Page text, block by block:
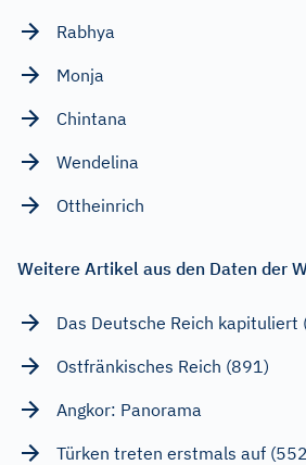
Rabhya
Monja
Chintana
Wendelina
Ottheinrich
Weitere Artikel aus den Daten der
Das Deutsche Reich
Ostfränkisches Reich (891)
Angkor: Panorama
Türken treten erstmals auf